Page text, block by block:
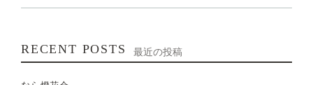
RECENT POSTS 最近の投稿